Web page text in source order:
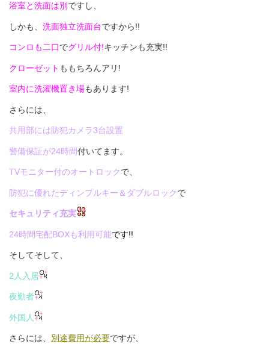
浴室と洗面は別 ですし、
しかも、 洗面独立洗面台ですから!!
コンロも二口でグリル付!キッチンも充実!!
クローゼット ももちろんアリ!
室内に洗濯機置き場もあります!
さらには、
共用部には防犯カメラ3台設置
警備保証が24時間付いてます。
TVモニター付のオートロックで、
防犯に優れたディンプルキー＆ダブルロックで
セキュリティ充実
24時間宅配BOXも利用可能です!!
そしてそして、
2人入居
夜勤者
外国人
さらには、 別途費用が必要ですが、